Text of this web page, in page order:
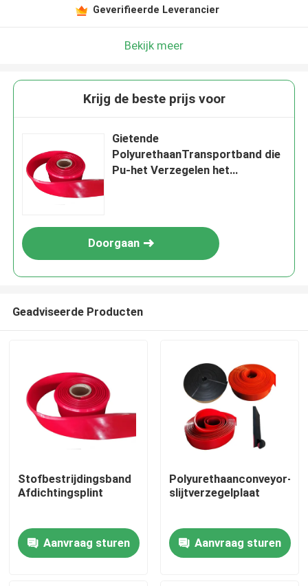
Producten
Videos
Geverifieerde Leverancier
Bekijk meer
Krijg de beste prijs voor
Gietende
PolyurethaanTransportband die
Pu-het Verzegelen het
Doorgaan
Geadviseerde Producten
Stofbestrijdingsband
Afdichtingsplint
Aanvraag sturen
Polyurethaanconveyor-
slijtverzegelplaat
Aanvraag sturen